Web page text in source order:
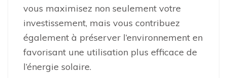
vous maximisez non seulement votre
investissement, mais vous contribuez
également à préserver l’environnement en
favorisant une utilisation plus efficace de
l’énergie solaire.